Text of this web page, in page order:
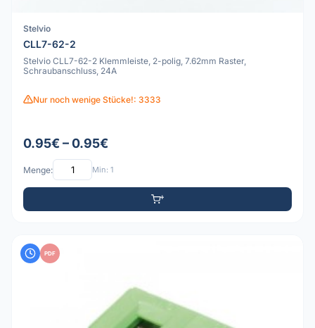
Stelvio
CLL7-62-2
Stelvio CLL7-62-2 Klemmleiste, 2-polig, 7.62mm Raster,
Schraubanschluss, 24A
Nur noch wenige Stücke!: 3333
0.95€ – 0.95€
Menge: Min: 1
PDF